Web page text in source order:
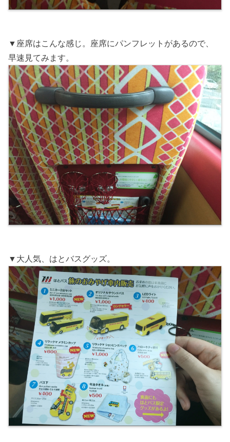
▼座席はこんな感じ。座席にパンフレットがあるので、
早速見てみます。
▼大人気、はとバスグッズ。